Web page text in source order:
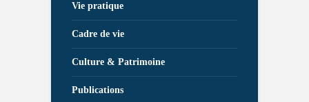
Vie pratique
Cadre de vie
Culture & Patrimoine
Publications